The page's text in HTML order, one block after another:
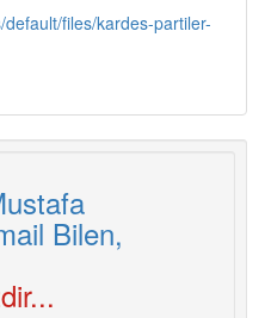
default/files/kardes-partiler-